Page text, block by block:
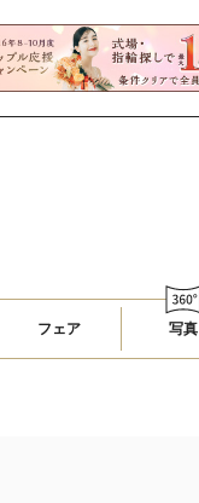
フェア 写真